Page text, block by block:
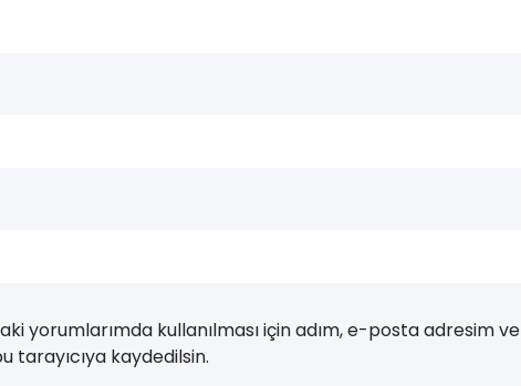
yorumlarımda kullanılması için adım, e-posta adresim ve
tarayıcıya kaydedilsin.